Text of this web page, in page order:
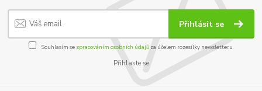
Přihlásit se
Souhlasím se zpracováním osobních údajůza účelem rozesílky newsletteru.
Přihlaste se